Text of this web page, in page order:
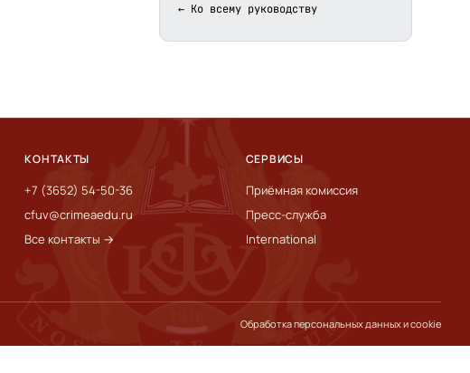
← Ко всему руководству
КОНТАКТЫ
+7 (3652) 54-50-36
cfuv@crimeaedu.ru
Все контакты →
СЕРВИСЫ
Приёмная комиссия
Пресс-служба
International
Обработка персональных данных и cookie